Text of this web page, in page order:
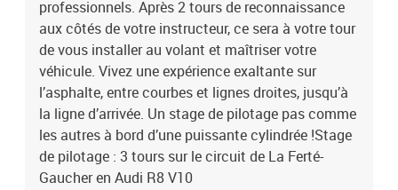
professionnels. Après 2 tours de reconnaissance
aux côtés de votre instructeur, ce sera à votre tour
de vous installer au volant et maîtriser votre
véhicule. Vivez une expérience exaltante sur
l’asphalte, entre courbes et lignes droites, jusqu’à
la ligne d’arrivée. Un stage de pilotage pas comme
les autres à bord d’une puissante cylindrée !Stage
de pilotage : 3 tours sur le circuit de La Ferté-
Gaucher en Audi R8 V10